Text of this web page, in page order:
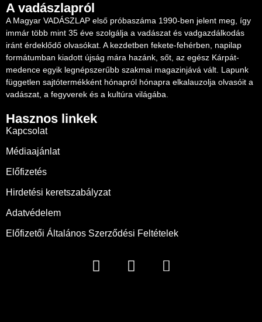
A vadászlapról
A Magyar VADÁSZLAP első próbaszáma 1990-ben jelent meg, így
immár több mint 35 éve szolgálja a vadászat és vadgazdálkodás
iránt érdeklődő olvasókat. A kezdetben fekete-fehérben, napilap
formátumban kiadott újság mára hazánk, sőt, az egész Kárpát-
medence egyik legnépszerűbb szakmai magazinjává vált. Lapunk
független sajtótermékként hónapról hónapra elkalauzolja olvasóit a
vadászat, a fegyverek és a kultúra világába.
Hasznos linkek
Kapcsolat
Médiaajánlat
Előfizetés
Hirdetési keretszabályzat
Adatvédelem
Előfizetői Általános Szerződési Feltételek